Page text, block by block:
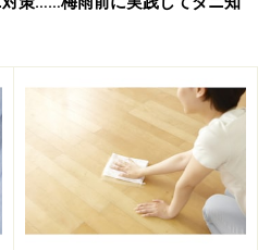
設置しておく
が好む「暗い」「狭い」「暖
おきましょう